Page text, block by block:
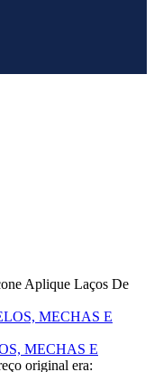
Aplique Laços De
MECHAS E
original era: